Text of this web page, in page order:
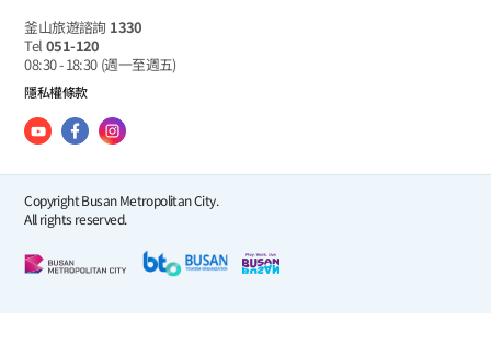
釜山旅遊諮詢 1330
Tel 051-120
08:30 - 18:30 (週一至週五)
隱私權條款
Copyright Busan Metropolitan City.
All rights reserved.